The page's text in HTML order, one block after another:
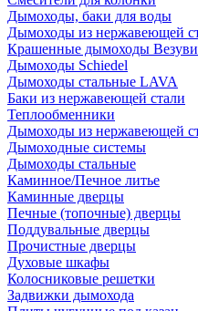
Дымоходы, баки для воды
Дымоходы из нержавеющей
Крашенные дымоходы
Дымоходы Schiedel
Дымоходы стальные LAVA
Баки из нержавеющей стали
Теплообменники
Дымоходы из нержавеющей
Дымоходные системы
Дымоходы стальные
Каминное/Печное литье
Каминные дверцы
Печные (топочные) дверцы
Поддувальные дверцы
Прочистные дверцы
Духовые шкафы
Колосниковые решетки
Задвижки дымохода